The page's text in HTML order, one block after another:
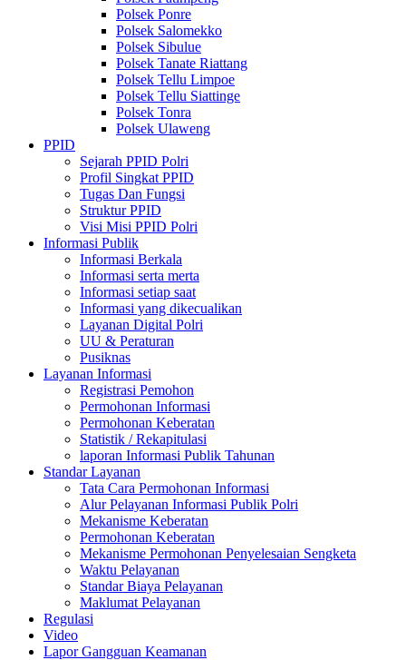
Polsek Ponre
Polsek Salomekko
Polsek Sibulue
Polsek Tanate Riattang
Polsek Tellu Limpoe
Polsek Tellu Siattinge
Polsek Tonra
Polsek Ulaweng
PPID
Sejarah PPID Polri
Profil Singkat PPID
Tugas Dan Fungsi
Struktur PPID
Visi Misi PPID Polri
Informasi Publik
Informasi Berkala
Informasi serta merta
Informasi setiap saat
Informasi yang dikecualikan
Layanan Digital Polri
UU & Peraturan
Pusiknas
Layanan Informasi
Registrasi Pemohon
Permohonan Informasi
Permohonan Keberatan
Statistik / Rekapitulasi
laporan Informasi Publik Tahunan
Standar Layanan
Tata Cara Permohonan Informasi
Alur Pelayanan Informasi Publik Polri
Mekanisme Keberatan
Permohonan Keberatan
Mekanisme Permohonan Penyelesaian Sengketa
Waktu Pelayanan
Standar Biaya Pelayanan
Maklumat Pelayanan
Regulasi
Video
Lapor Gangguan Keamanan